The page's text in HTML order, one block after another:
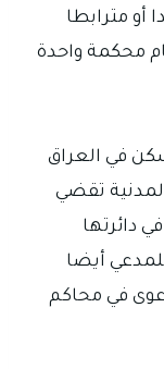
أو مترابطا
محكمة واحدة
في العراق
المدنية تقضي
دائرتها
أيضا
في محاكم